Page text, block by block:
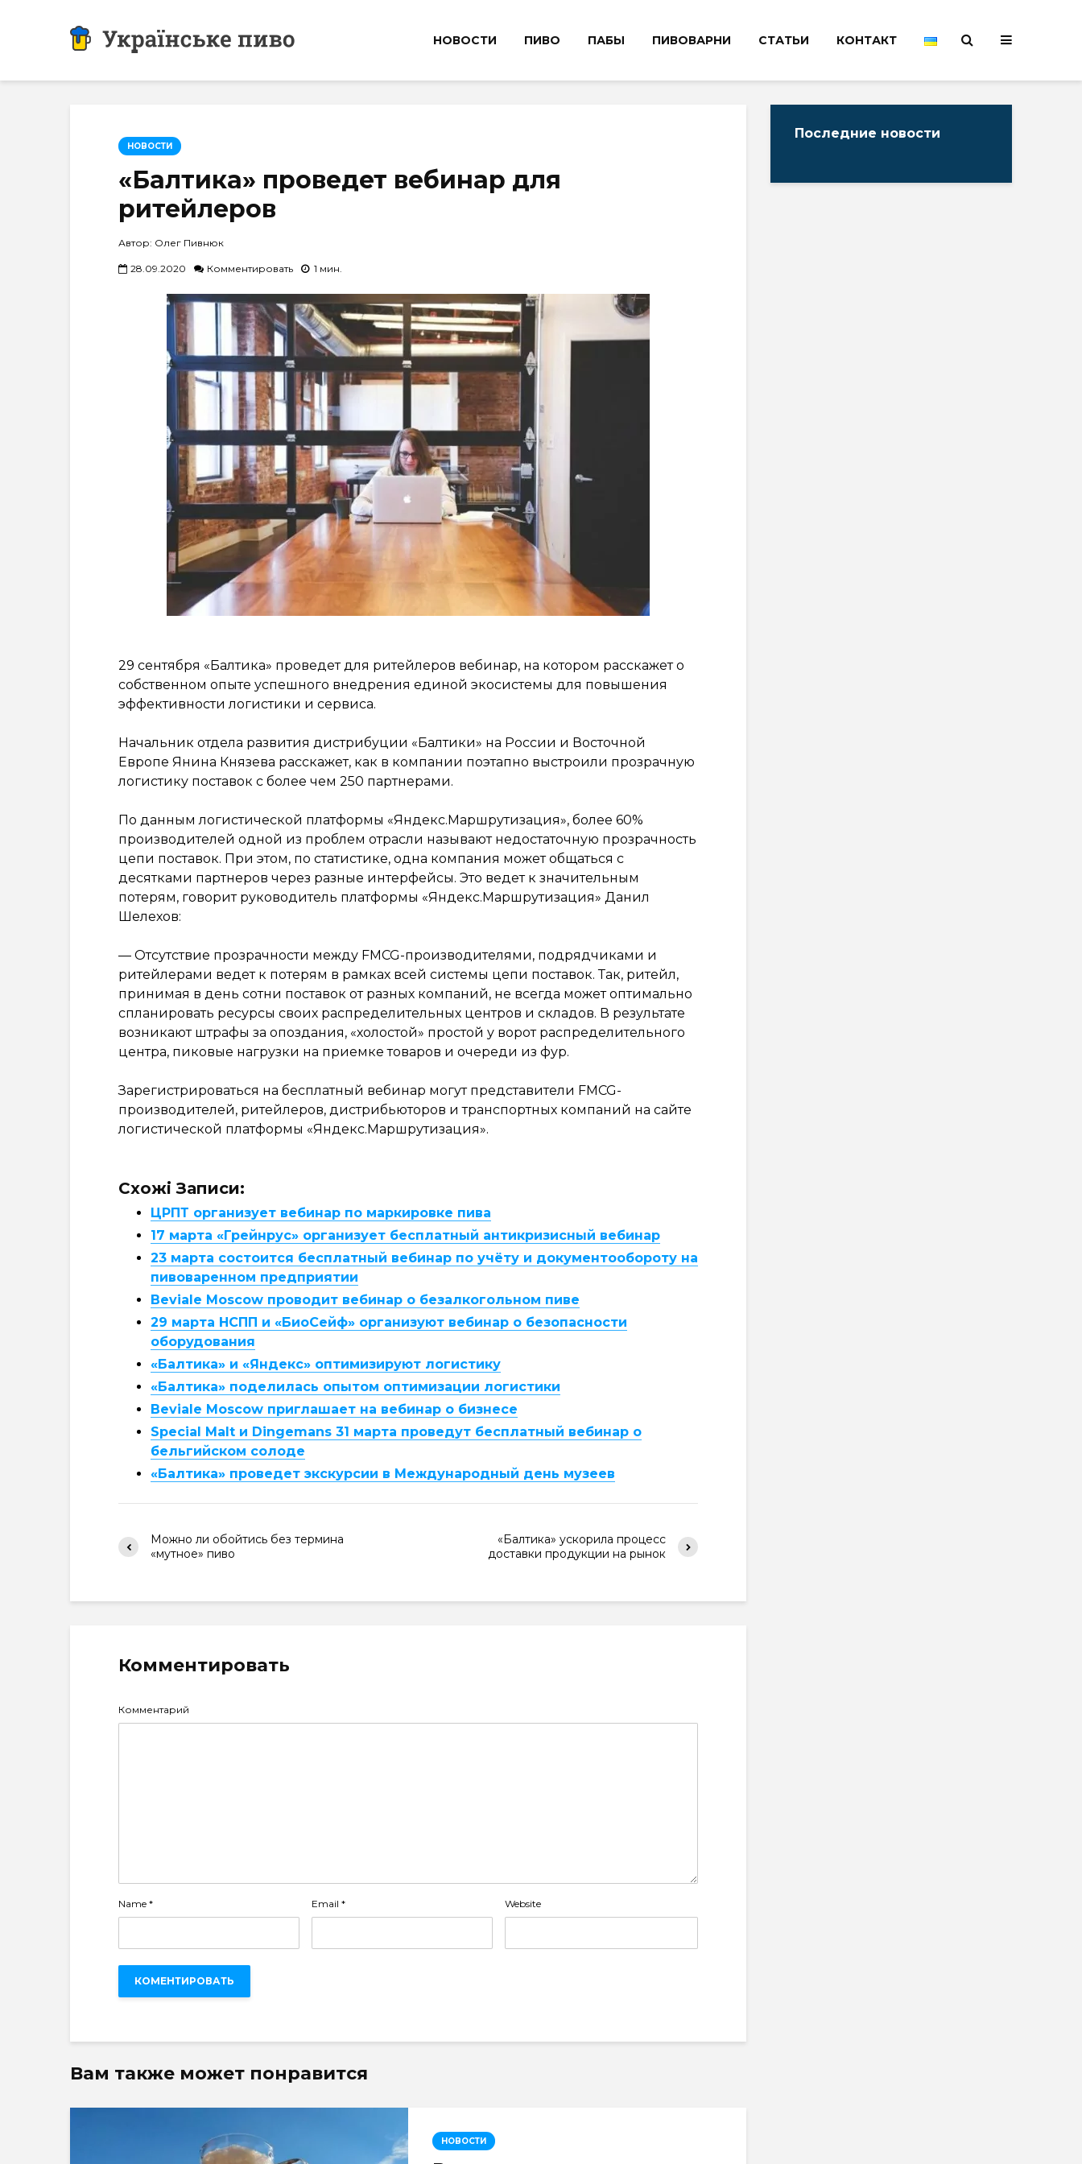
НОВОСТИ ПИВО ПАБЫ ПИВОВАРНИ СТАТЬИ КОНТАКТ
НОВОСТИ
«Балтика» проведет вебинар для
ритейлеров
Автор: Олег Пивнюк
28.09.2020 Комментировать 1 мин.
29 сентября «Балтика» проведет для ритейлеров вебинар, на котором расскажет о
собственном опыте успешного внедрения единой экосистемы для повышения
эффективности логистики и сервиса.
Начальник отдела развития дистрибуции «Балтики» на России и Восточной
Европе Янина Князева расскажет, как в компании поэтапно выстроили прозрачную
логистику поставок с более чем 250 партнерами.
По данным логистической платформы «Яндекс.Маршрутизация», более 60%
производителей одной из проблем отрасли называют недостаточную прозрачность
цепи поставок. При этом, по статистике, одна компания может общаться с
десятками партнеров через разные интерфейсы. Это ведет к значительным
потерям, говорит руководитель платформы «Яндекс.Маршрутизация» Данил
Шелехов:
— Отсутствие прозрачности между FMCG-производителями, подрядчиками и
ритейлерами ведет к потерям в рамках всей системы цепи поставок. Так, ритейл,
принимая в день сотни поставок от разных компаний, не всегда может оптимально
спланировать ресурсы своих распределительных центров и складов. В результате
возникают штрафы за опоздания, «холостой» простой у ворот распределительного
центра, пиковые нагрузки на приемке товаров и очереди из фур.
Зарегистрироваться на бесплатный вебинар могут представители FMCG-
производителей, ритейлеров, дистрибьюторов и транспортных компаний на сайте
логистической платформы «Яндекс.Маршрутизация».
Схожі Записи:
ЦРПТ организует вебинар по маркировке пива
17 марта «Грейнрус» организует бесплатный антикризисный вебинар
23 марта состоится бесплатный вебинар по учёту и документообороту на
пивоваренном предприятии
Beviale Moscow проводит вебинар о безалкогольном пиве
29 марта НСПП и «БиоСейф» организуют вебинар о безопасности
оборудования
«Балтика» и «Яндекс» оптимизируют логистику
«Балтика» поделилась опытом оптимизации логистики
Beviale Moscow приглашает на вебинар о бизнесе
Special Malt и Dingemans 31 марта проведут бесплатный вебинар о
бельгийском солоде
«Балтика» проведет экскурсии в Международный день музеев
Можно ли обойтись без термина
«мутное» пиво
«Балтика» ускорила процесс
доставки продукции на рынок
Комментировать
Комментарий
Name * Email * Website
Вам также может понравится
НОВОСТИ
Последние новости